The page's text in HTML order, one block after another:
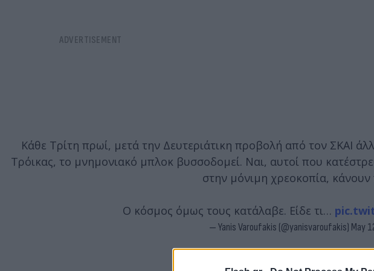
Κάθε Τρίτη πρωί, μετά την Δευτεριάτικη προβολή από τον ΣΚΑΙ
Τρόικας, το μνημονιακό μπλοκ βυσσοδομεί. Ναι, αυτοί που
στην μόνιμη χρεοκοπία, κάνουν
Ο κόσμος όμως τους κατάλαβε. Είδε τι…
— Yanis Varoufakis (@yanisvaroufakis) May